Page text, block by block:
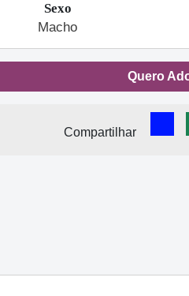
Sexo
Macho
Quero
Compartilhar